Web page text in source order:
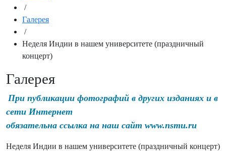
/
Галерея
/
Неделя Индии в нашем университете (праздничный
концерт)
Галерея
При публикации фотографий в других изданиях и в
сети Интернет
обязательна ссылка на наш сайт www.nsmu.ru
Неделя Индии в нашем университете (праздничный концерт)